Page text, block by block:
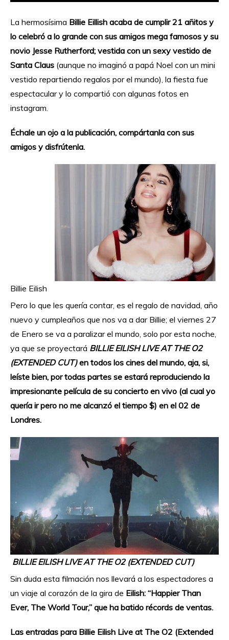
La hermosísima Billie Eillish acaba de cumplir 21 añitos y
lo celebró a lo grande con sus amigos mega famosos y su
novio Jesse Rutherford; vestida con un sexy vestido de
Santa Claus (aunque no imaginó a papá Noel con un mini
vestido repartiendo regalos por el mundo), la fiesta fue
espectacular y lo compartió con algunas fotos en
instagram.
Échale un ojo a la publicación, compártanla con sus
amigos y disfrútenla.
Billie Eilish
Pero lo que les quería contar, es el regalo de navidad, año
nuevo y cumpleaños que nos va a dar Billie; el viernes 27
de Enero se va a paralizar el mundo, solo por esta noche,
ya que se proyectará BILLIE EILISH LIVE AT THE O2
(EXTENDED CUT)en todos los cines del mundo, aja, si,
leíste bien, por todas partes se estará reproduciendo la
impresionante película de su concierto en vivo (al cual yo
quería ir pero no me alcanzó el tiempo $) en el 02 de
Londres.
BILLIE EILISH LIVE AT THE O2 (EXTENDED CUT)
Sin duda esta filmación nos llevará a los espectadores a
un viaje al corazón de la gira de Eilish: “Happier Than
Ever, The World Tour,” que ha batido récords de ventas.
Las entradas para Billie Eilish Live at The O2 (Extended